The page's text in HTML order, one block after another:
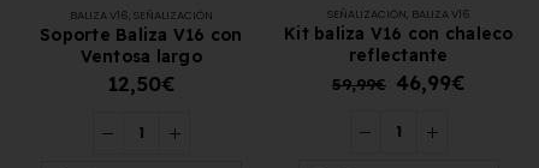
BALIZA V16, SEÑALIZACIÓN
Soporte Baliza V16 con
Ventosa largo
12,50€
SEÑALIZACIÓN BALIZA V16
Kit baliza V16 con chaleco
reflectante
59,99€ 46,99€